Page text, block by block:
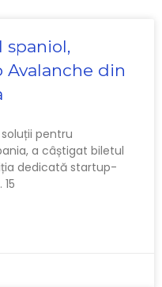
spaniol,
Avalanche din
pentru
a câștigat biletul
dedicată startup-